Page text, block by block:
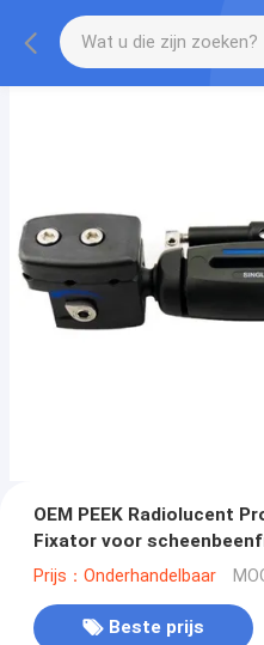
OEM PEEK Radiolucent
Fixator voor
Prijs：Onderhandelbaar
Beste prijs